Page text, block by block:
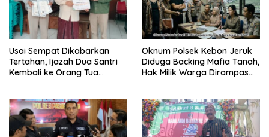
Usai Sempat Dikabarkan
Tertahan, Ijazah Dua Santri
Kembali ke Orang Tua
Oknum Polsek Kebon Jeruk
Diduga Backing Mafia Tanah,
Hak Milik Warga Dirampas